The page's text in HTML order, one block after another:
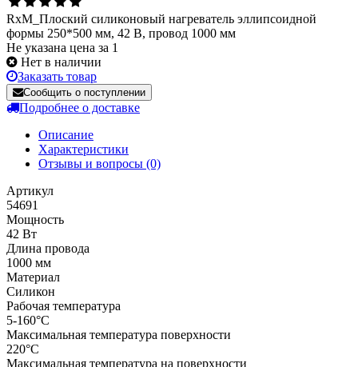
RxM_Плоский силиконовый нагреватель эллипсоидной
формы 250*500 мм, 42 В, провод 1000 мм
Не указана цена за 1
Нет в наличии
Заказать товар
Сообщить о поступлении
Подробнее о доставке
Описание
Характеристики
Отзывы и вопросы (0)
Артикул
54691
Мощность
42 Вт
Длина провода
1000 мм
Материал
Силикон
Рабочая температура
5-160°C
Максимальная температура поверхности
220°C
Максимальная температура на поверхности